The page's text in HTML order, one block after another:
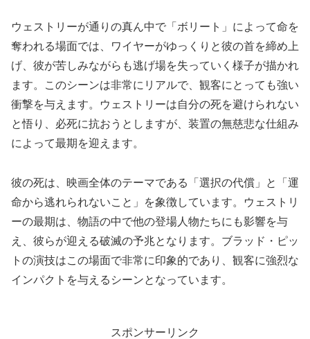
ウェストリーが通りの真ん中で「ボリート」によって命を
奪われる場面では、ワイヤーがゆっくりと彼の首を締め上
げ、彼が苦しみながらも逃げ場を失っていく様子が描かれ
ます。このシーンは非常にリアルで、観客にとっても強い
衝撃を与えます。ウェストリーは自分の死を避けられない
と悟り、必死に抗おうとしますが、装置の無慈悲な仕組み
によって最期を迎えます。
彼の死は、映画全体のテーマである「選択の代償」と「運
命から逃れられないこと」を象徴しています。ウェストリ
ーの最期は、物語の中で他の登場人物たちにも影響を与
え、彼らが迎える破滅の予兆となります。ブラッド・ピッ
トの演技はこの場面で非常に印象的であり、観客に強烈な
インパクトを与えるシーンとなっています。
スポンサーリンク